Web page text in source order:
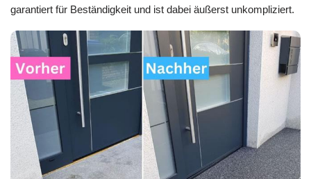
garantiert für Beständigkeit und ist dabei äußerst unkompliziert.